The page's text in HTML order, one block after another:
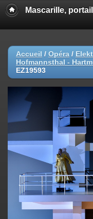
Mascarille,
Accueil / Opéra /
Hofmannsthal -
EZ19593